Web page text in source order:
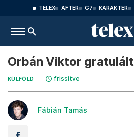
TELEX AFTER G7 KARAKTER
Orbán Viktor gratulált
KÜLFÖLD frissítve
Fábián Tamás